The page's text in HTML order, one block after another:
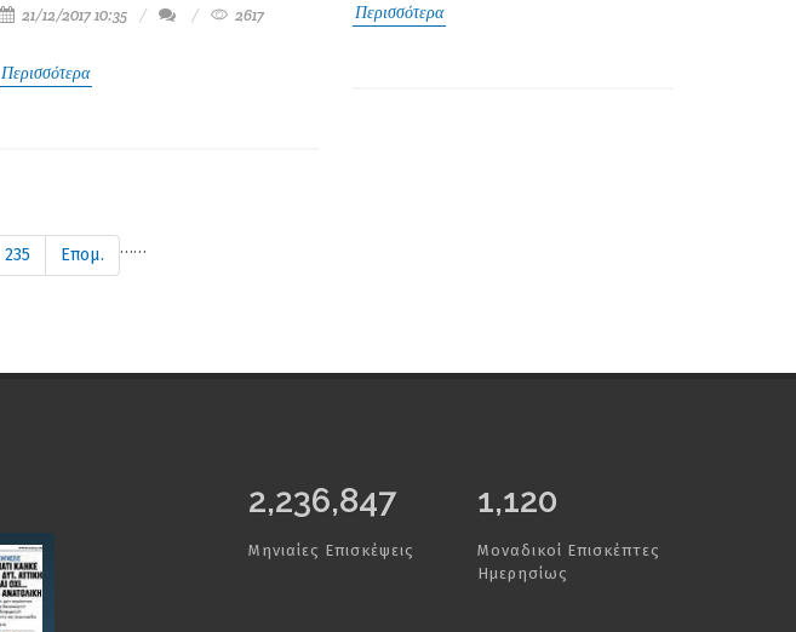
21/12/2017 10:35 2617
Περισσότερα
Περισσότερα
……
235 Επομ.
2,500,000
Μηνιαίες Επισκέψεις
1,120
Μοναδικοί Επισκέπτες
Ημερησίως